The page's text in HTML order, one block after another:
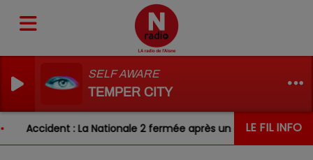
SELF AWARE
TEMPER CITY
LE FIL INFO
Accident : La Nationale 2 fermée après un choc entre deux